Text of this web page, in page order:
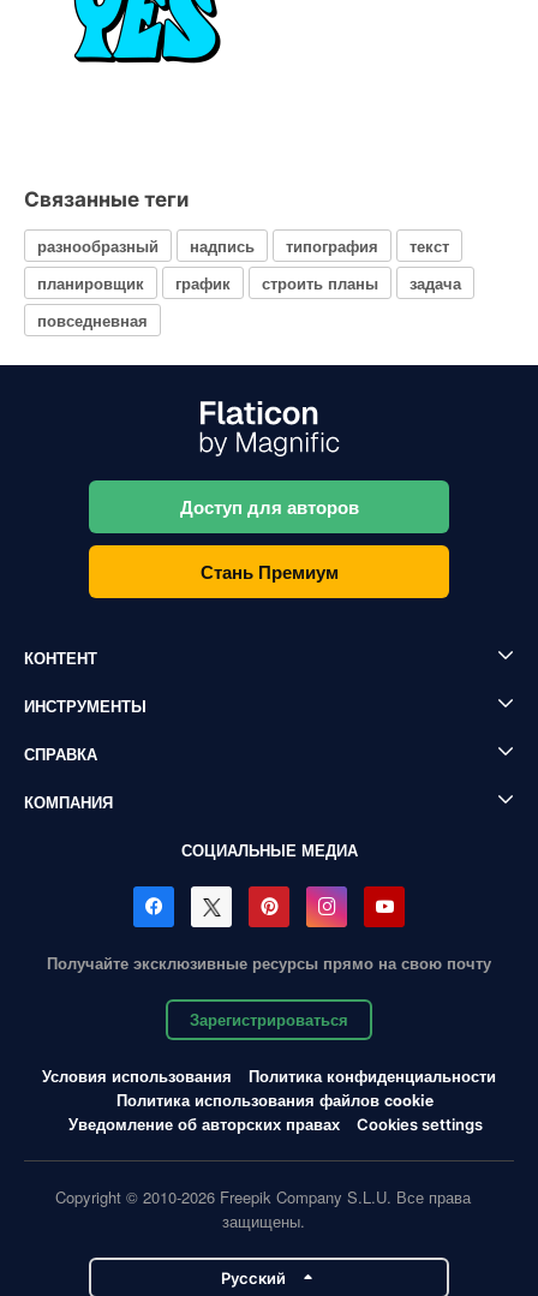
Связанные теги
разнообразный надпись типография
текст
планировщик
график строить планы
задача
повседневная
Доступ для авторов
Стань Премиум
КОНТЕНТ
ИНСТРУМЕНТЫ
СПРАВКА
КОМПАНИЯ
СОЦИАЛЬНЫЕ МЕДИА
Получайте эксклюзивные ресурсы прямо на свою почту
Зарегистрироваться
Условия использования
Политика конфиденциальности
Политика использования файлов cookie
Уведомление об авторских правах
Cookies settings
Copyright © 2010-2026 Freepik Company S.L.U. Все права
защищены.
Pусский